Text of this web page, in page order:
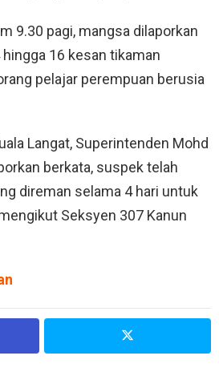
9.30 pagi, mangsa dilaporkan
16 kesan tikaman
pelajar perempuan berusia
Langat, Superintenden Mohd
berkata, suspek telah
direman selama 4 hari untuk
Seksyen 307 Kanun